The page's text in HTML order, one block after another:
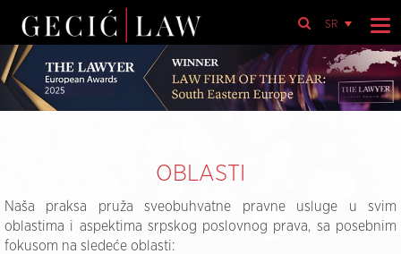
SR
OBLASTI
Naša praksa pruža sveobuhvatne pravne usluge u svim
oblastima i aspektima srpskog poslovnog prava, sa posebnim
fokusom na sledeće oblasti: